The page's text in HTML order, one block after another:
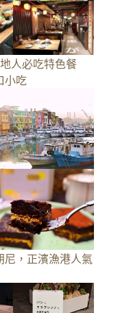
人必吃特色餐
小吃
尼，正濱漁港人氣